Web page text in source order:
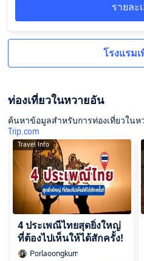
าและลุงในห้องดีมาก รายละเอียด
ห้องอาหารเช้ามีเสียงดังไปหน่อย
ต่อประสบการณ์การรับประทานอา
รายละ
โรงแรมเ
ท่องเที่ยวในหวายอัน
ค้นหาข้อมูลสำหรับการท่องเที่ยวในห
Trip.com
Travel Info
4 ประเพณีไทยสุดยิ่งใหญ่
ที่ต้องไปเห็นให้ได้สักครั้ง!
Porlaoongkum